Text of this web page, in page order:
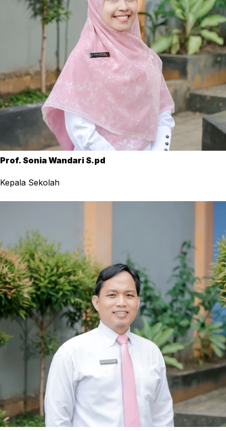
Prof. Sonia Wandari S.pd
Kepala Sekolah